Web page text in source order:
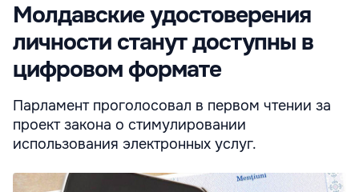
Молдавские удостоверения
личности станут доступны в
цифровом формате
Парламент проголосовал в первом чтении за
проект закона о стимулировании
использования электронных услуг.